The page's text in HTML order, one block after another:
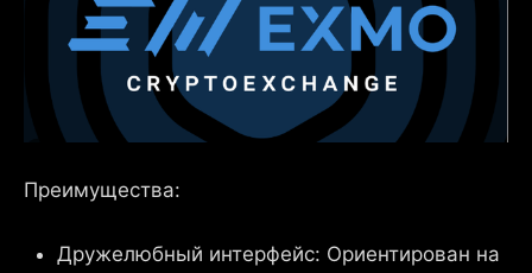
Преимущества:
Дружелюбный интерфейс: Ориентирован на